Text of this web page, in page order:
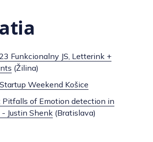
Funkcionalny JS, Letterink +
(Žilina)
Weekend Košice
Pitfalls of Emotion detection in
Justin Shenk (Bratislava)